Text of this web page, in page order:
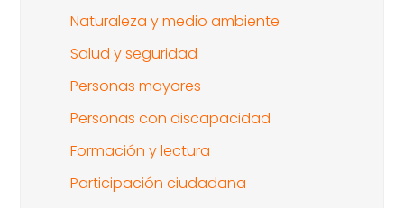
Naturaleza y medio ambiente
Salud y seguridad
Personas mayores
Personas con discapacidad
Formación y lectura
Participación ciudadana